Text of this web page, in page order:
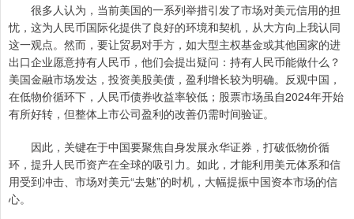
很多人认为，当前美国的一系列举措引发了市场对美元信用的担
忧，这为人民币国际化提供了良好的环境和契机，从大方向上我认同
这一观点。然而，要让贸易对手方，如大型主权基金或其他国家的进
出口企业愿意持有人民币，他们会提出疑问：持有人民币能做什么？
美国金融市场发达，投资美股美债，盈利增长较为明确。反观中国，
在低物价循环下，人民币债券收益率较低；股票市场虽自2024年开始
有所好转，但整体上市公司盈利的改善仍需时间验证。
因此，关键在于中国要聚焦自身发展永华证券，打破低物价循
环，提升人民币资产在全球的吸引力。如此，才能利用美元体系和信
用受到冲击、市场对美元“去魅”的时机，大幅提振中国资本市场的信
心。